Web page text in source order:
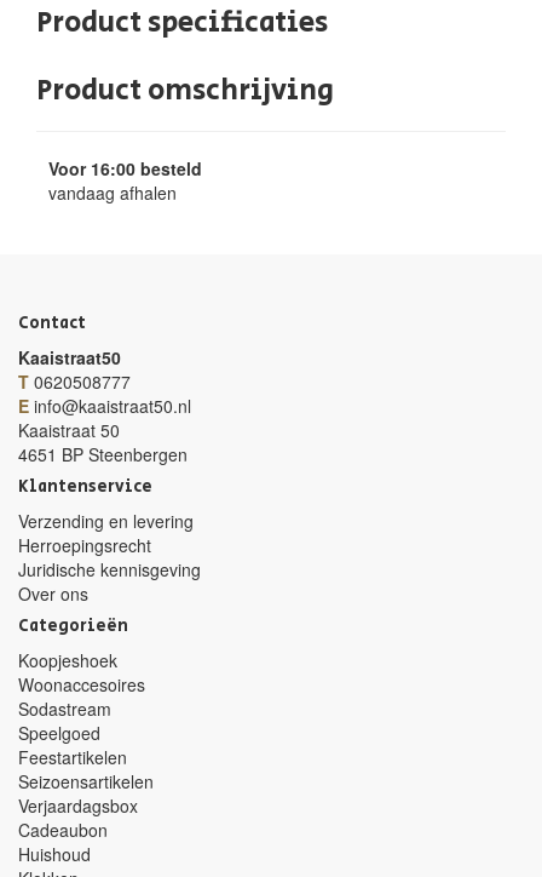
Product specificaties
Product omschrijving
Voor 16:00 besteld
vandaag afhalen
Contact
Kaaistraat50
T 0620508777
E info@kaaistraat50.nl
Kaaistraat 50
4651 BP Steenbergen
Klantenservice
Verzending en levering
Herroepingsrecht
Juridische kennisgeving
Over ons
Categorieën
Koopjeshoek
Woonaccesoires
Sodastream
Speelgoed
Feestartikelen
Seizoensartikelen
Verjaardagsbox
Cadeaubon
Huishoud